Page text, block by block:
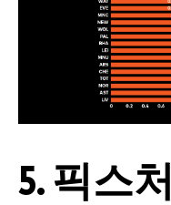
5. 픽스